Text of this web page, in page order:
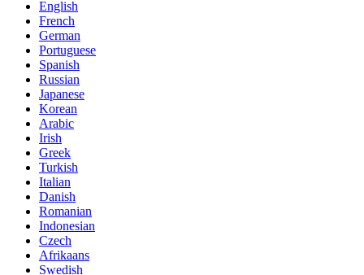
English
French
German
Portuguese
Spanish
Russian
Japanese
Korean
Arabic
Irish
Greek
Turkish
Italian
Danish
Romanian
Indonesian
Czech
Afrikaans
Swedish